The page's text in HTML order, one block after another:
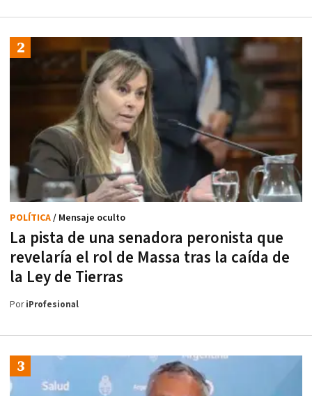
La pista de una senadora peronista que
revelaría el rol de Massa tras la caída de
la Ley de Tierras
POLÍTICA/ Mensaje oculto
PoriProfesional